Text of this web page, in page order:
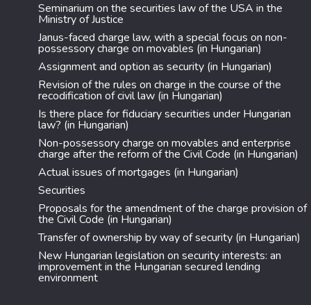
Seminarium on the securities law of the USA in the
Ministry of Justice
Janus-faced charge law, with a special focus on non-
possessory charge on movables (in Hungarian)
Assignment and option as security (in Hungarian)
Revision of the rules on charge in the course of the
recodification of civil law (in Hungarian)
Is there place for fiduciary securities under Hungarian
law? (in Hungarian)
Non-possessory charge on movables and enterprise
charge after the reform of the Civil Code (in Hungarian)
Actual issues of mortgages (in Hungarian)
Securities
Proposals for the amendment of the charge provision of
the Civil Code (in Hungarian)
Transfer of ownership by way of security (in Hungarian)
New Hungarian legislation on security interests: an
improvement in the Hungarian secured lending
environment